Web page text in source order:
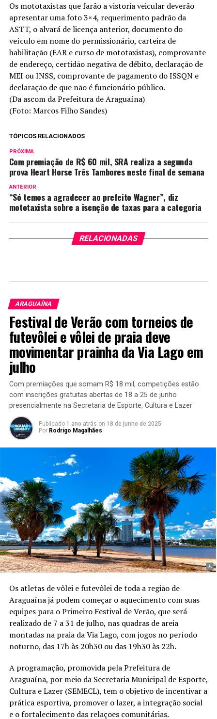
Os mototaxistas que farão a vistoria veicular deverão
apresentar uma foto 3×4, requerimento padrão da
ASTT, o alvará de licença anterior, documento do
veículo em nome do permissionário, carteira de
habilitação (EAR e curso de mototaxistas), comprovante
de endereço, certidão negativa de débito, declaração de
MEI ou INSS, comprovante de pagamento do ISSQN e
declaração de que não é funcionário público.
(Da ascom da Prefeitura de Araguaína)
(Foto: Marcos Filho Sandes)
TÓPICOS RELACIONADOS
PRÓXIMA
Com premiação de R$ 60 mil, SRA realiza a segunda
prova Heart Horse Três Tambores neste final de semana
ANTERIOR
“Só temos a agradecer ao prefeito Wagner”, diz
mototaxista sobre a isenção de taxas para a categoria
RELACIONADAS
ARAGUAÍNA
Festival de Verão com torneios de
futevôlei e vôlei de praia deve
movimentar prainha da Via Lago em
julho
Com premiações que somam R$ 18 mil, competições estão
com inscrições gratuitas abertas de 18 a 25 de junho
presencialmente na Secretaria de Esporte, Cultura e Lazer
Publicado 1 ano atrás on 18 de junho de 2025
Por Rodrigo Magalhães
Os atletas de vôlei e futevôlei de toda a região de
Araguaína já podem começar o aquecimento com suas
equipes para o Primeiro Festival de Verão, que será
realizado de 7 a 31 de julho, nas quadras de areia
montadas na praia da Via Lago, com jogos no período
noturno, das 17h às 20h30 ou das 19h30 às 22h.
A programação, promovida pela Prefeitura de
Araguaína, por meio da Secretaria Municipal de Esporte,
Cultura e Lazer (SEMECL), tem o objetivo de incentivar a
prática esportiva, promover o lazer, a integração social
e o fortalecimento das relações comunitárias.